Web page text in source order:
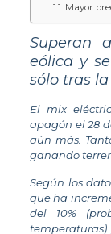
Mayor
Superan
eólica y
sólo tras
El mix
apagón el 28
aún más.
ganando
Según los
que ha
del 10%
temperaturas)